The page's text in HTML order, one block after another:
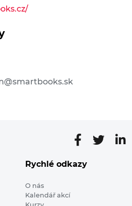
Rychlé odkazy
O nás
Kalendář akcí